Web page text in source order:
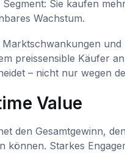
Sie kaufen
Wachstum.
preissensible Käufer
– nicht nur wegen
Value
den Gesamtgewinn,
können. Starkes